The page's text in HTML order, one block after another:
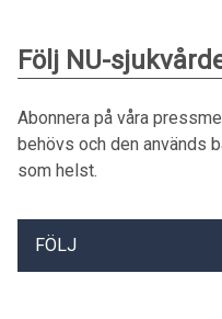
Följ NU-
Abonnera på våra
behövs och den används
som helst.
FÖLJ